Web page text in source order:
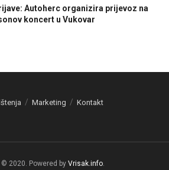
Autoherc organizira prijevoz na
koncert u Vukovar
Marketing Kontakt
© 2020. Powered by Vrisak.info